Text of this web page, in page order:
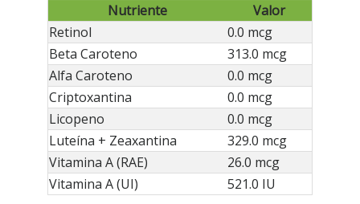
Nutriente
Valor
Retinol
0.0 mcg
Beta Caroteno
313.0 mcg
Alfa Caroteno
0.0 mcg
Criptoxantina
0.0 mcg
Licopeno
0.0 mcg
Luteína + Zeaxantina
329.0 mcg
Vitamina A (RAE)
26.0 mcg
Vitamina A (UI)
521.0 IU